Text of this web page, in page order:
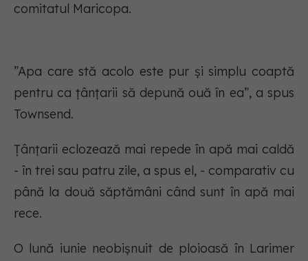
comitatul Maricopa.
”Apa care stă acolo este pur și simplu coaptă
pentru ca țânțarii să depună ouă în ea”, a spus
Townsend.
Țânțarii eclozează mai repede în apă mai caldă
- în trei sau patru zile, a spus el, - comparativ cu
până la două săptămâni când sunt în apă mai
rece.
O lună iunie neobișnuit de ploioasă în Larimer